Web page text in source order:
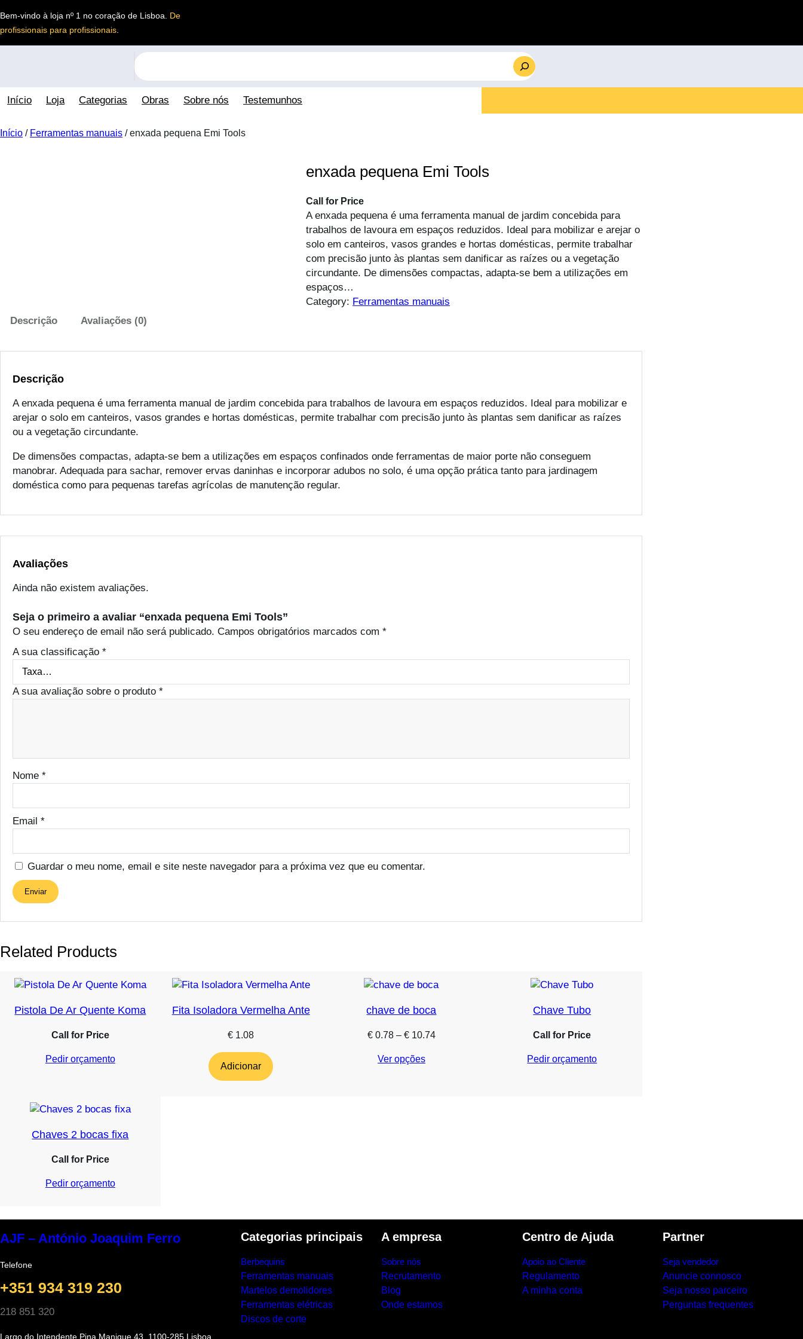
para
o
conteúdo
Bem-vindo à loja nº 1 no coração de Lisboa. De
profissionais para profissionais
S
e
a
h
Início Loja Categorias Obras Sobre nós Testemunhos
Início / Ferramentas manuais / enxada pequena Emi Tools
enxada pequena Emi Tools
Call for Price
A enxada pequena é uma ferramenta manual de jardim concebida para
trabalhos de lavoura em espaços reduzidos. Ideal para mobilizar e arejar o
solo em canteiros, vasos grandes e hortas domésticas, permite trabalhar
com precisão junto às plantas sem danificar as raízes ou a vegetação
circundante. De dimensões compactas, adapta-se bem a utilizações em
espaços…
Category: Ferramentas manuais
Descrição
Avaliações (0)
Descrição
A enxada pequena é uma ferramenta manual de jardim concebida para trabalhos de lavoura em espaços reduzidos. Ideal para mobilizar e
arejar o solo em canteiros, vasos grandes e hortas domésticas, permite trabalhar com precisão junto às plantas sem danificar as raízes
ou a vegetação circundante.
De dimensões compactas, adapta-se bem a utilizações em espaços confinados onde ferramentas de maior porte não conseguem
manobrar. Adequada para sachar, remover ervas daninhas e incorporar adubos no solo, é uma opção prática tanto para jardinagem
doméstica como para pequenas tarefas agrícolas de manutenção regular.
Avaliações
Ainda não existem avaliações.
Seja o primeiro a avaliar “enxada pequena Emi Tools”
O seu endereço de email não será publicado. Campos obrigatórios marcados com *
A sua classificação *
A sua avaliação sobre o produto *
Nome *
Email *
Guardar o meu nome, email e site neste navegador para a próxima vez que eu comentar.
Related Products
Pistola De Ar Quente Koma
Call for Price
Pedir orçamento
Fita Isoladora Vermelha Ante
€ 1.08
Adicionar
chave de boca
€0.78 – €10.74Price
Ver opções
Chave Tubo
Call for Price
Pedir orçamento
Chaves 2 bocas fixa
Call for Price
Pedir orçamento
AJF – António Joaquim Ferro
Telefone
+351 934 319 230
218 851 320
Largo do Intendente Pina Manique 43, 1100-285 Lisboa
Categorias principais
Berbequins
Ferramentas manuais
Martelos demolidores
Ferramentas elétricas
Discos de corte
A empresa
Sobre nós
Recrutamento
Blog
Onde estamos
Centro de Ajuda
Apoio ao Cliente
Regulamento
A minha conta
Partner
Seja vendedor
Anuncie connosco
Seja nosso parceiro
Perguntas frequentes